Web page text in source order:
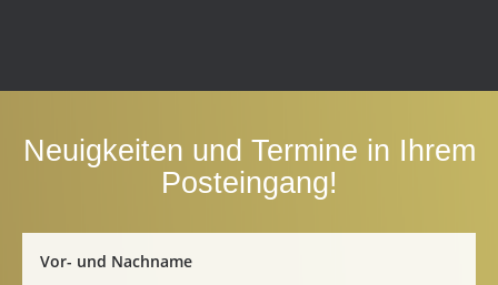
Neuigkeiten und Termine in Ihrem
Posteingang!